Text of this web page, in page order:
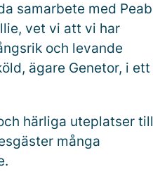
samarbete med Peab
vet vi att vi har
och levande
ägare Genetor, i ett
härliga uteplatser till
många